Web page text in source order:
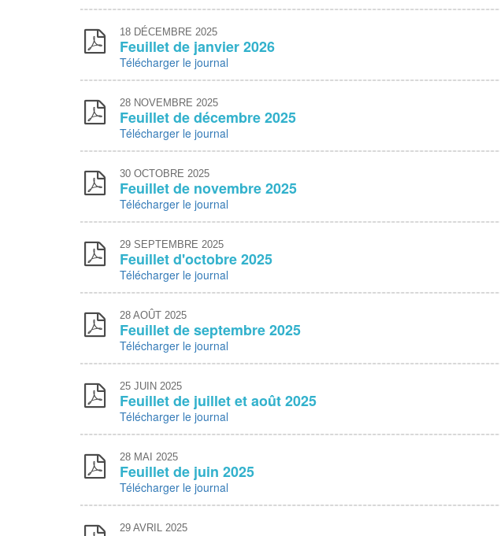
18 DÉCEMBRE 2025
Feuillet de janvier 2026
Télécharger le journal
28 NOVEMBRE 2025
Feuillet de décembre 2025
Télécharger le journal
30 OCTOBRE 2025
Feuillet de novembre 2025
Télécharger le journal
29 SEPTEMBRE 2025
Feuillet d'octobre 2025
Télécharger le journal
28 AOÛT 2025
Feuillet de septembre 2025
Télécharger le journal
25 JUIN 2025
Feuillet de juillet et août 2025
Télécharger le journal
28 MAI 2025
Feuillet de juin 2025
Télécharger le journal
29 AVRIL 2025